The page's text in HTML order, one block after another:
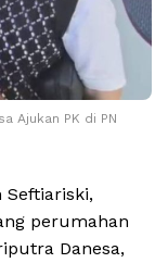
Ajukan PK di PN
Seftiariski,
perumahan
Danesa,